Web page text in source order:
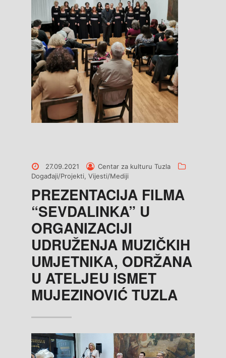
Posted
on
27.09.2021
Posted
by
Centar za kulturu Tuzla
Događaji/Projekti,Vijesti/Mediji
PREZENTACIJA FILMA
“SEVDALINKA” U
ORGANIZACIJI
UDRUŽENJA MUZIČKIH
UMJETNIKA, ODRŽANA
U ATELJEU ISMET
MUJEZINOVIĆ TUZLA